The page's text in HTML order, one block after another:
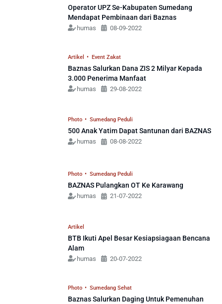
Operator UPZ Se-Kabupaten Sumedang
Mendapat Pembinaan dari Baznas
humas 08-09-2022
Artikel • Event Zakat
Baznas Salurkan Dana ZIS 2 Milyar Kepada
3.000 Penerima Manfaat
humas 29-08-2022
Photo • Sumedang Peduli
500 Anak Yatim Dapat Santunan dari BAZNAS
humas 08-08-2022
Photo • Sumedang Peduli
BAZNAS Pulangkan OT Ke Karawang
humas 21-07-2022
Artikel
BTB Ikuti Apel Besar Kesiapsiagaan Bencana
Alam
humas 20-07-2022
Photo • Sumedang Sehat
Baznas Salurkan Daging Untuk Pemenuhan